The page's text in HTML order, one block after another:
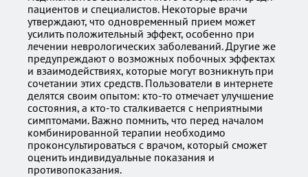
пациентов и специалистов. Некоторые врачи
утверждают, что одновременный прием может
усилить положительный эффект, особенно при
лечении неврологических заболеваний. Другие же
предупреждают о возможных побочных эффектах
и взаимодействиях, которые могут возникнуть при
сочетании этих средств. Пользователи в интернете
делятся своим опытом: кто-то отмечает улучшение
состояния, а кто-то сталкивается с неприятными
симптомами. Важно помнить, что перед началом
комбинированной терапии необходимо
проконсультироваться с врачом, который сможет
оценить индивидуальные показания и
противопоказания.